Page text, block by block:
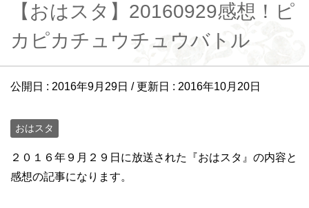
【おはスタ】20160929感想！ピ
カピカチュウチュウバトル
公開日 : 2016年9月29日 / 更新日 : 2016年10月20日
おはスタ
２０１６年９月２９日に放送された『おはスタ』の内容と
感想の記事になります。